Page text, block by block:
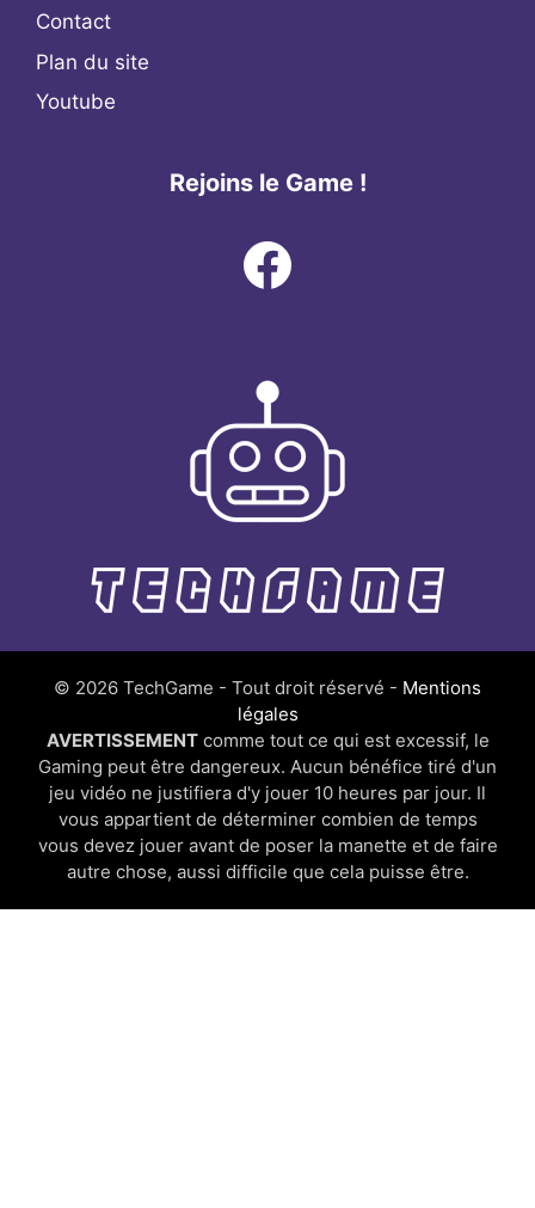
Contact
Plan du site
Youtube
Rejoins le Game !
Facebook
© 2026 TechGame - Tout droit réservé - Mentions
légales
AVERTISSEMENTcomme tout ce qui est excessif, le
Gaming peut être dangereux. Aucun bénéfice tiré d'un
jeu vidéo ne justifiera d'y jouer 10 heures par jour. Il
vous appartient de déterminer combien de temps
vous devez jouer avant de poser la manette et de faire
autre chose, aussi difficile que cela puisse être.